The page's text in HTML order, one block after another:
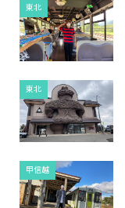
東北
東北
甲信越